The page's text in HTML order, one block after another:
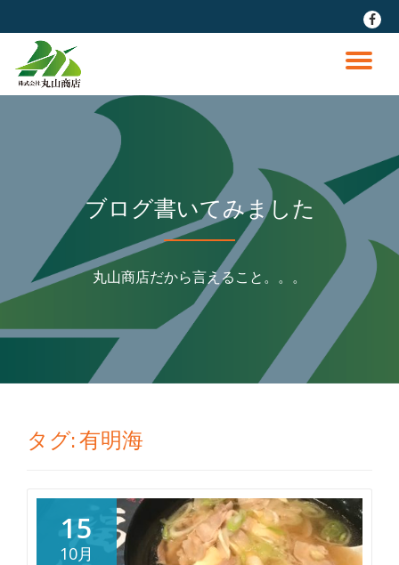
ン
fa-
ナ
ゲ
ー
シ
ョ
替
え
ブログ書いてみました
丸山商店だから言えること。。。
タグ:有明海
15
10月